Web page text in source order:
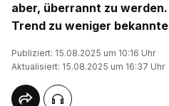
aber, überrannt zu
Trend zu weniger
Publiziert: 15.08.2025 um 10:16 Uhr
Aktualisiert: 15.08.2025 um 16:37 Uhr